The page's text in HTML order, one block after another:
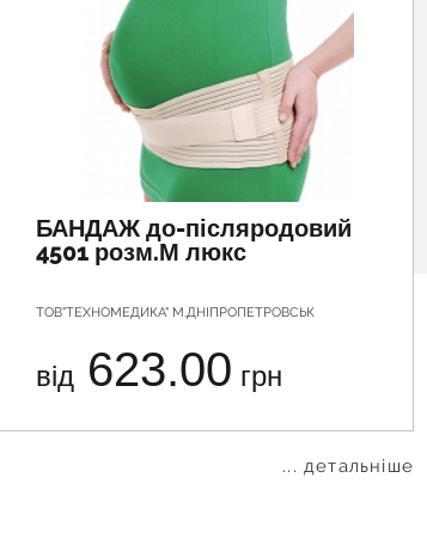
БАНДАЖ до-післяродовий
4501 розм.М люкс
ТОВ"ТЕХНОМЕДИКА" М.ДНІПРОПЕТРОВСЬК
від 623.00 грн
... детальніше